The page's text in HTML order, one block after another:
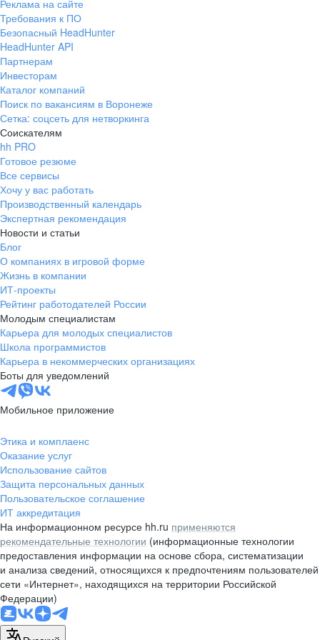
до навыков выступления. Баланс внешнего
и внутреннего корпоративного обучения —
лучший опыт рынка и VK
Профессиональные
сообщества
Легко обсудить рабочие вопросы в сообществах,
созданных для обмена опытом и знакомства
экспертов профессии
Конференции и митапы
Создаём собственные мероприятия, организуем
участие во внешних конференциях
и корпоративные трансляции, помогаем
подготовиться к выступлению
Обучение по запросу
Подбор и организация обучения
по индивидуальному или командному запросу,
а также компенсация обучения
Ежегодно мы запускаем более 100 бесплатных
образовательных программ и
по востребованным направлениям — от IT
до креативных индустрий.
Как мы помогаем студентам:
Открываем
и лаборатории VK в ведущих вузах
страны. Мы сотрудничаем с более чем
30 университетами.
Проводим профильные соревнования,
программы амбассадоров
и стажировок в нашей компании.
Поддерживаем таланты через
стипендиальную программу
с бонусами для профессионального
развития в IT- и digital-сфере.
Наши студенты учатся у ведущих экспертов VK,
и выпускников проектов VK Education работают
в VK, 70% из них вырастают до уровня middle
в течение года.
Образовательные проекты
Выбирайте один из множества
бесплатных образовательных IT-
и digital-проектов.
Растите профессионально и получайте
прикладные знания.
Получите шанс стать частью нашей
команды.
Подробнее о VK Education
Реклама на сайте
Требования к ПО
Безопасный HeadHunter
HeadHunter API
Партнерам
Инвесторам
Каталог компаний
Поиск по вакансиям в Воронеже
Сетка: соцсеть для нетворкинга
Соискателям
hh PRO
Готовое резюме
Все сервисы
Хочу у вас работать
Производственный календарь
Экспертная рекомендация
Новости и статьи
Блог
О компаниях в игровой форме
Жизнь в компании
ИТ-проекты
Рейтинг работодателей России
Молодым специалистам
Карьера для молодых специалистов
Школа программистов
Карьера в некоммерческих организациях
Боты для уведомлений
Мобильное приложение
Этика и комплаенс
Оказание услуг
Использование сайтов
Защита персональных данных
Пользовательское соглашение
ИТ аккредитация
На информационном ресурсе hh.ru применяются
рекомендательные технологии (информационные технологии
предоставления информации на основе сбора, систематизации
и анализа сведений, относящихся к предпочтениям пользователей
сети «Интернет», находящихся на территории Российской
Федерации)